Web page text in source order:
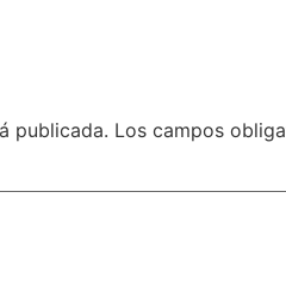
publicada. Los campos